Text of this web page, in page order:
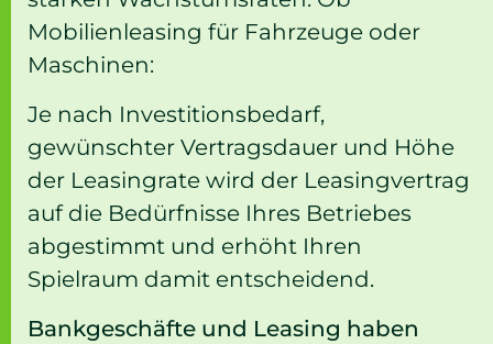
Mobilienleasing für Fahrzeuge oder
Maschinen:
Je nach Investitionsbedarf,
gewünschter Vertragsdauer und Höhe
der Leasingrate wird der Leasingvertrag
auf die Bedürfnisse Ihres Betriebes
abgestimmt und erhöht Ihren
Spielraum damit entscheidend.
Bankgeschäfte und Leasing haben